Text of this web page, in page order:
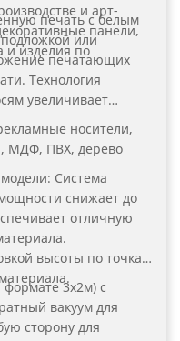
и арт-
панели,
и изделия по
печать с белым
или
печатающих
Технология
увеличивает
носители,
МДФ, ПВХ, дерево
Система
снижает до
отличную
высоты по точкам
3х2м) с
вакуум для
сторону для